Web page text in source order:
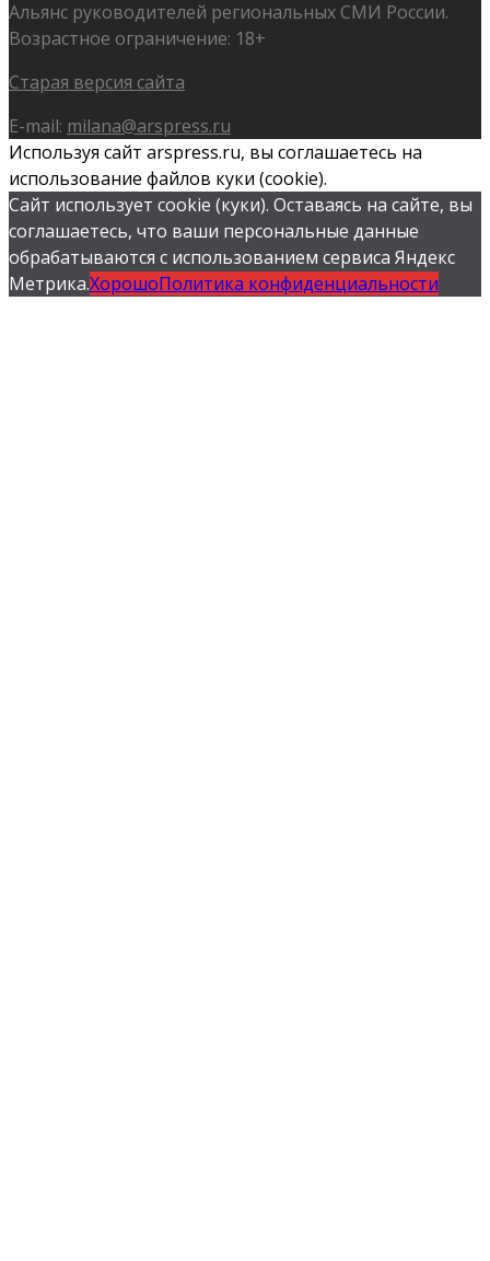
Альянс руководителей региональных СМИ России.
Возрастное ограничение: 18+
Старая версия сайта
E-mail: milana@arspress.ru
Используя сайт arspress.ru, вы соглашаетесь на
использование файлов куки (cookie).
Сайт использует cookie (куки). Оставаясь на сайте, вы
соглашаетесь, что ваши персональные данные
обрабатываются с использованием сервиса Яндекс
Метрика.ХорошоПолитика конфиденциальности